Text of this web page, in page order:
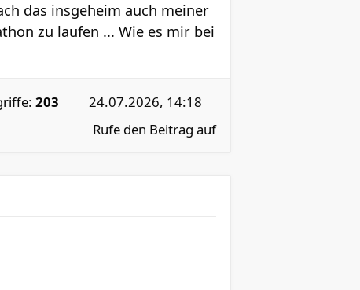
das insgeheim auch meiner
zu laufen ... Wie es mir bei
203
24.07.2026, 14:18
Rufe den Beitrag auf